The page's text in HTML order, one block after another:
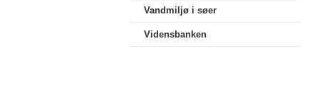
Vandmiljø i søer
Vidensbanken